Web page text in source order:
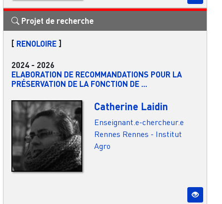
Projet de recherche
[ RENOLOIRE]
2024 - 2026
ELABORATION DE RECOMMANDATIONS POUR LA
PRÉSERVATION DE LA FONCTION DE ...
Catherine Laidin
Enseignant.e-chercheur.e
Rennes Rennes - Institut
Agro